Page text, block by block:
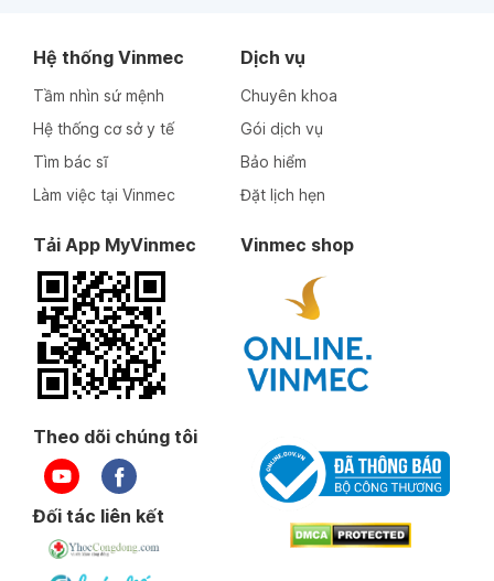
Hệ thống Vinmec
Tầm nhìn sứ mệnh
Hệ thống cơ sở y tế
Tìm bác sĩ
Làm việc tại Vinmec
Dịch vụ
Chuyên khoa
Gói dịch vụ
Bảo hiểm
Đặt lịch hẹn
Tải App MyVinmec Vinmec shop
Theo dõi chúng tôi
Đối tác liên kết